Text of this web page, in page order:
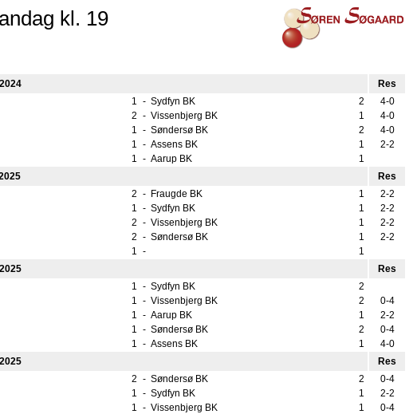
kl. 19
Res
1 - Sydfyn BK 2
4-0
2 - Vissenbjerg BK 1
4-0
1 - Søndersø BK 2
4-0
1 - Assens BK 1
2-2
1 - Aarup BK
1
Res
2 - Fraugde BK 1
2-2
1 - Sydfyn BK 1
2-2
2 - Vissenbjerg BK 1
2-2
2 - Søndersø BK 1
2-2
1 -
1
Res
1 - Sydfyn BK
2
1 - Vissenbjerg BK 2
0-4
1 - Aarup BK 1
2-2
1 - Søndersø BK 2
0-4
1 - Assens BK 1
4-0
Res
2 - Søndersø BK 2
0-4
1 - Sydfyn BK 1
2-2
1 - Vissenbjerg BK 1
0-4